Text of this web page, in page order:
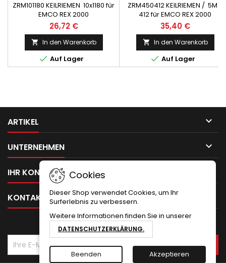
ZRM101180 KEILRIEMEN 10x1180 für
EMCO REX 2000
26,72 €
 In den Warenkorb
 Auf Lager
ZRM450412 KEILRIEMEN / 5M -
412 für EMCO REX 2000
35,40 €
 In den Warenkorb
 Auf Lager
ARTIKEL 
UNTERNEHMEN 
IHR KONTO
KONTAKT
Cookies
Dieser Shop verwendet Cookies, um Ihr
Surferlebnis zu verbessern.
Weitere Informationen finden Sie in unserer
DATENSCHUTZERKLÄRUNG.
Beenden Akzeptieren
NEWSLETTER